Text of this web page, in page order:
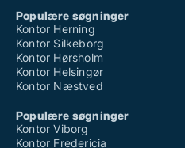
Populære søgninger
Kontor Herning
Kontor Silkeborg
Kontor Hørsholm
Kontor Helsingør
Kontor Næstved
Populære søgninger
Kontor Viborg
Kontor Fredericia